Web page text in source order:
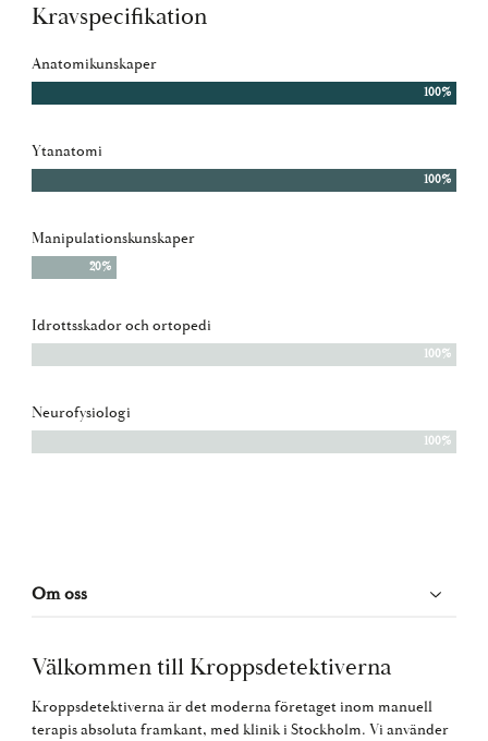
Kravspecifikation
Anatomikunskaper
100%
Ytanatomi
100%
Manipulationskunskaper
20%
Idrottsskador och ortopedi
100%
Neurofysiologi
100%
Om oss
Välkommen till Kroppsdetektiverna
Kroppsdetektiverna är det moderna företaget inom manuell
terapis absoluta framkant, med klinik i Stockholm. Vi använder